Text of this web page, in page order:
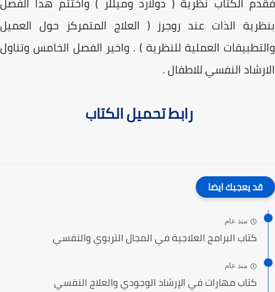
بنظرية الذات عند روجرز ( العلاج المتمركز حول العميل
والتطبيقات العملية للنظرية ) . واخير الفصل الخامس وتناول
الارشاد النفسي للاطفال .
رابط تحميل الكتاب
قد يعجبك ايضا
منذ عام
كتاب البرامج العلاجية في المجال التربوي والنفسي
منذ عام
كتاب مهارات في الإرشاد الوجودي والعلاج النفسي